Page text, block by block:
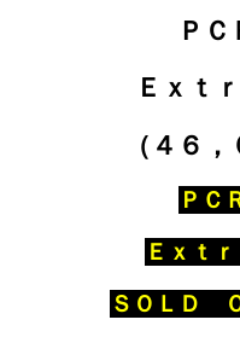
ＰＣ
Ｅｘｔ
（４６
ＰＣ
Ｅｘｔ
ＳＯＬＤ